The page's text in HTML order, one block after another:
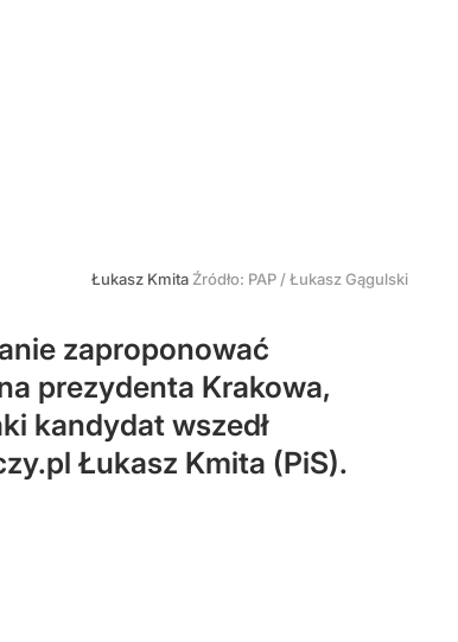
Łukasz Kmita Źródło: PAP /Łukasz Gągulski
zaproponować
prezydenta Krakowa,
kandydat wszedł
Łukasz Kmita (PiS).